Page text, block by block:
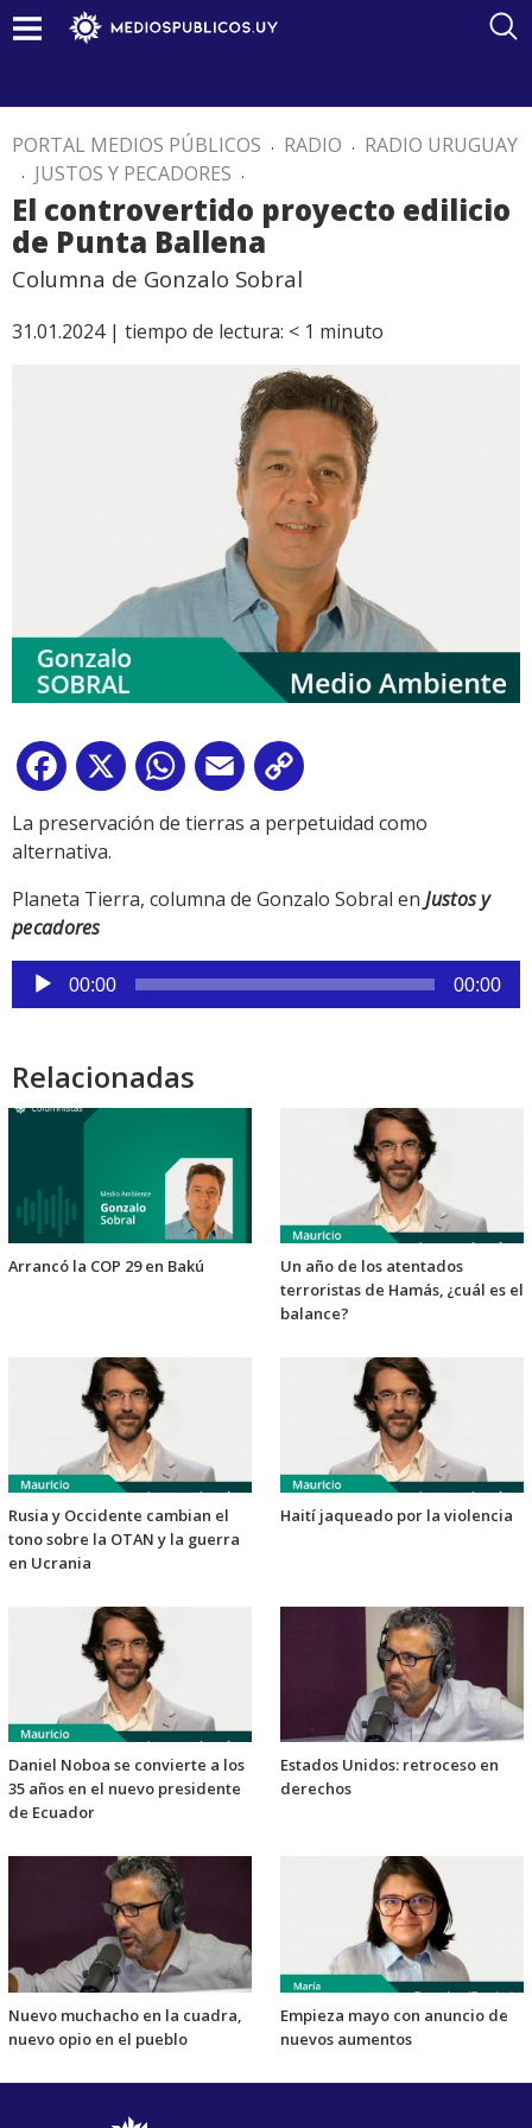
PORTAL MEDIOS PÚBLICOS . RADIO . RADIO URUGUAY
. JUSTOS Y PECADORES .
El controvertido proyecto edilicio
de Punta Ballena
Columna de Gonzalo Sobral
31.01.2024 | tiempo de lectura: < 1 minuto
Facebook
X WhatsApp
Email
Link
La preservación de tierras a perpetuidad como
alternativa.
Planeta Tierra, columna de Gonzalo Sobral en Justos y
pecadores
Reproductor
de
00:00 00:00
Relacionadas
Arrancó la COP 29 en Bakú
Un año de los atentados
terroristas de Hamás, ¿cuál es el
balance?
Rusia y Occidente cambian el
tono sobre la OTAN y la guerra
en Ucrania
Haití jaqueado por la violencia
Daniel Noboa se convierte a los
35 años en el nuevo presidente
de Ecuador
Estados Unidos: retroceso en
derechos
Nuevo muchacho en la cuadra,
nuevo opio en el pueblo
Empieza mayo con anuncio de
nuevos aumentos